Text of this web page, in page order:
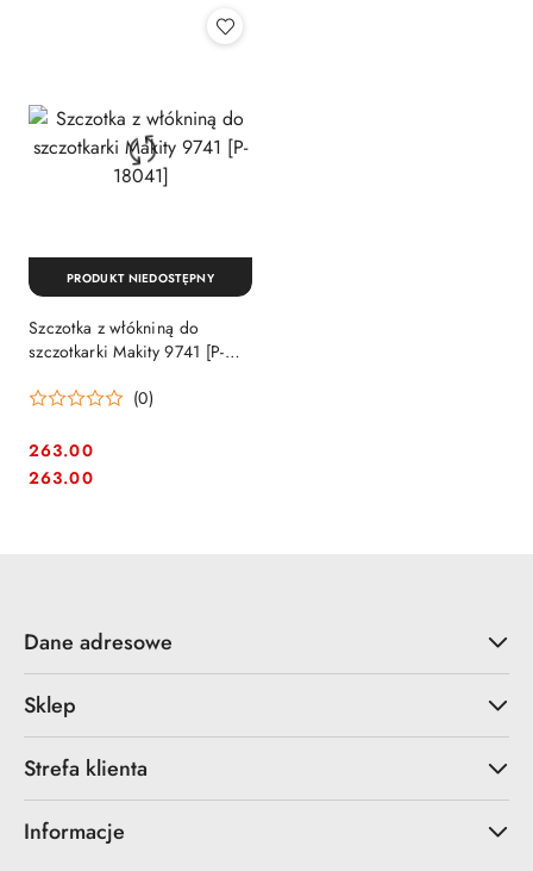
Szczotka z włókniną do
szczotkarki Makity 9741 [P-
(0)
Cena:
263.00
Cena:
263.00
PRODUKT NIEDOSTĘPNY
Dane adresowe
Sklep
Strefa klienta
Informacje